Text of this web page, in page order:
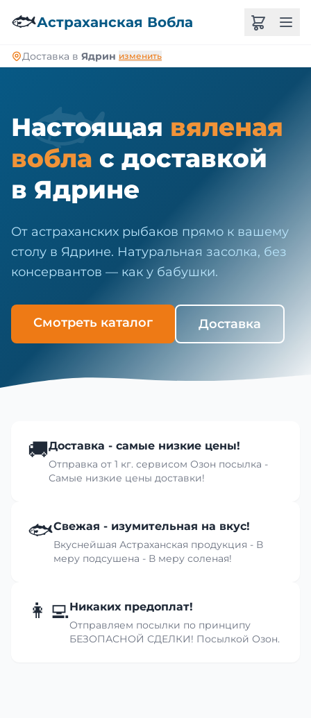
🐟Астраханская Вобла
Доставка в Ядрин изменить
🐟
Настоящая вяленая
вобла с доставкой
в Ядрине
От астраханских рыбаков прямо к вашему
столу в Ядрине. Натуральная засолка, без
консервантов — как у бабушки.
Смотреть каталог Доставка
🚚Доставка - самые низкие цены!
Отправка от 1 кг. сервисом Озон посылка -
Самые низкие цены доставки!
🐟Свежая - изумительная на вкус!
Вкуснейшая Астраханская продукция - В
меру подсушена - В меру соленая!
👩‍💻Никаких предоплат!
Отправляем посылки по принципу
БЕЗОПАСНОЙ СДЕЛКИ! Посылкой Озон.